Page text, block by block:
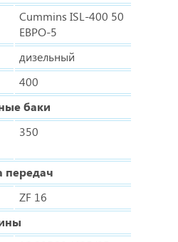
Cummins ISL-400 50
ЕВРО-5
дизельный
400
баки
350
передач
ZF 16